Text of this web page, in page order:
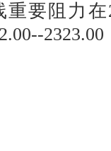
重要阻力在